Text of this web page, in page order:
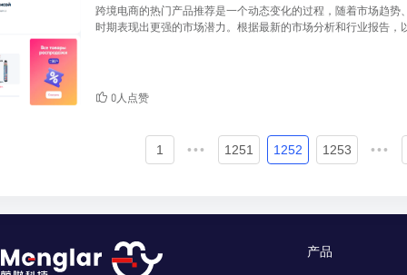
跨境电商的热门产品推荐是一个动态变化的过程，随着市场趋
时期表现出更强的市场潜力。根据最新的市场分析和行业报告，
0人点赞
1 ••• 1251 1252 1253 •••
产品